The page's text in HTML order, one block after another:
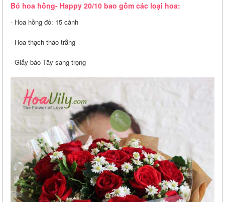
Bó hoa hồng- Happy 20/10 bao gồm các loại hoa:
- Hoa hồng đỏ: 15 cành
- Hoa thạch thảo trắng
- Giấy báo Tây sang trọng